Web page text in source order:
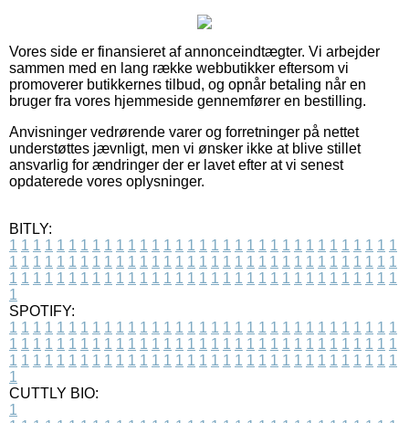
Vores side er finansieret af annonceindtægter. Vi arbejder
sammen med en lang række webbutikker eftersom vi
promoverer butikkernes tilbud, og opnår betaling når en
bruger fra vores hjemmeside gennemfører en bestilling.
Anvisninger vedrørende varer og forretninger på nettet
understøttes jævnligt, men vi ønsker ikke at blive stillet
ansvarlig for ændringer der er lavet efter at vi senest
opdaterede vores oplysninger.
BITLY:
1 1 1 1 1 1 1 1 1 1 1 1 1 1 1 1 1 1 1 1 1 1 1 1 1 1 1 1 1 1 1 1 1
1 1 1 1 1 1 1 1 1 1 1 1 1 1 1 1 1 1 1 1 1 1 1 1 1 1 1 1 1 1 1 1 1
1 1 1 1 1 1 1 1 1 1 1 1 1 1 1 1 1 1 1 1 1 1 1 1 1 1 1 1 1 1 1 1 1
1
SPOTIFY:
1 1 1 1 1 1 1 1 1 1 1 1 1 1 1 1 1 1 1 1 1 1 1 1 1 1 1 1 1 1 1 1 1
1 1 1 1 1 1 1 1 1 1 1 1 1 1 1 1 1 1 1 1 1 1 1 1 1 1 1 1 1 1 1 1 1
1 1 1 1 1 1 1 1 1 1 1 1 1 1 1 1 1 1 1 1 1 1 1 1 1 1 1 1 1 1 1 1 1
1
CUTTLY BIO:
1